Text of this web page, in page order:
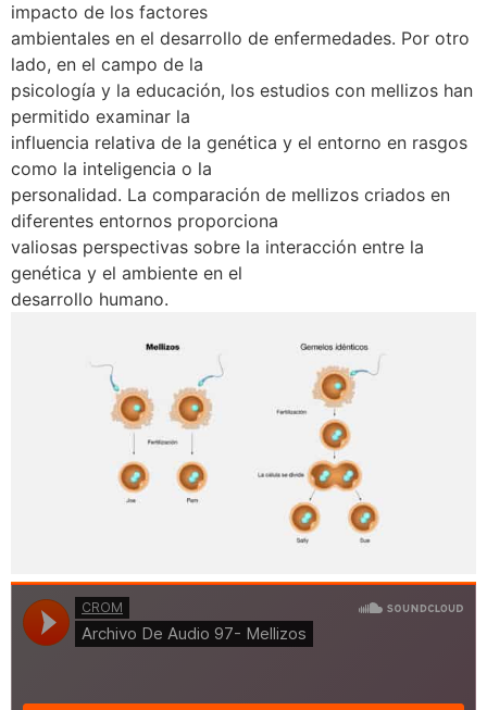
impacto de los factores
ambientales en el desarrollo de enfermedades. Por otro
lado, en el campo de la
psicología y la educación, los estudios con mellizos han
permitido examinar la
influencia relativa de la genética y el entorno en rasgos
como la inteligencia o la
personalidad. La comparación de mellizos criados en
diferentes entornos proporciona
valiosas perspectivas sobre la interacción entre la
genética y el ambiente en el
desarrollo humano.